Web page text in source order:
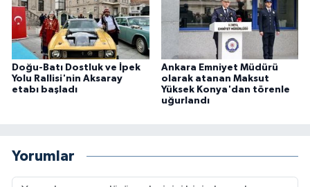
Doğu-Batı Dostluk ve İpek
Yolu Rallisi'nin Aksaray
etabı başladı
Ankara Emniyet Müdürü
olarak atanan Maksut
Yüksek Konya'dan törenle
uğurlandı
Yorumlar